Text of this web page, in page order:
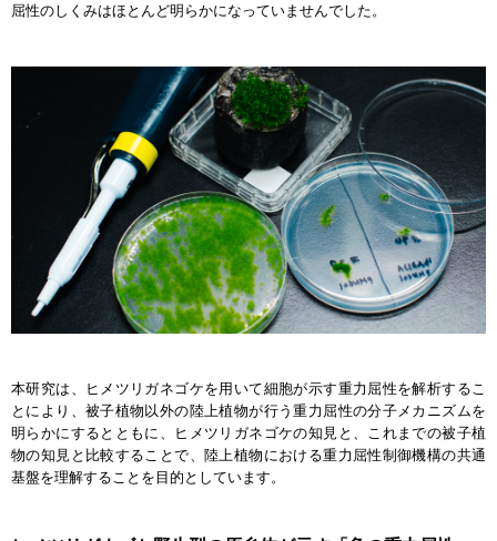
屈性のしくみはほとんど明らかになっていませんでした。
本研究は、ヒメツリガネゴケを用いて細胞が示す重力屈性を解析するこ
とにより、被子植物以外の陸上植物が行う重力屈性の分子メカニズムを
明らかにするとともに、ヒメツリガネゴケの知見と、これまでの被子植
物の知見と比較することで、陸上植物における重力屈性制御機構の共通
基盤を理解することを目的としています。